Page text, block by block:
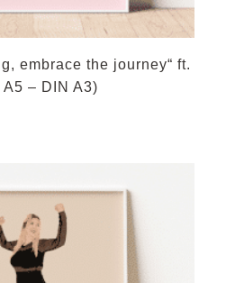
embrace the journey“ ft.
– DIN A3)